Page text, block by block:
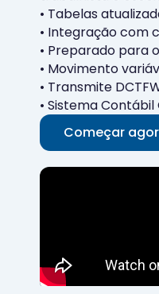
• Tabelas
• Integração com
• Preparado para o
• Movimento
• Transmite
• Sistema
Começar